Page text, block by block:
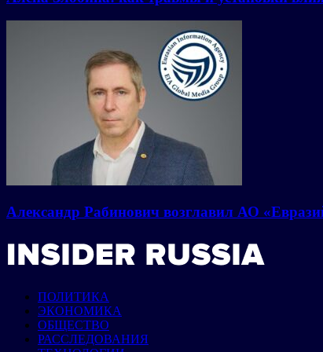
Александр Рабинович возглавил АО
ПОЛИТИКА
ЭКОНОМИКА
ОБЩЕСТВО
РАССЛЕДОВАНИЯ